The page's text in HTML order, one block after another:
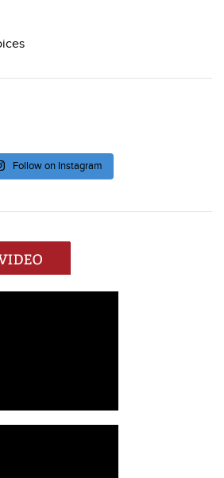
Follow on Instagram